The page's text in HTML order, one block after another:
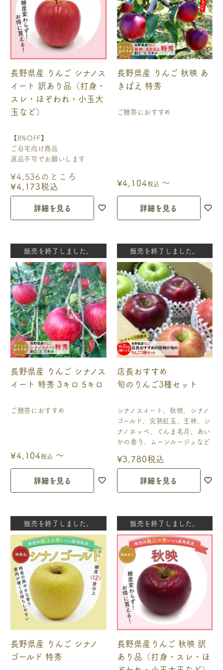
【8%OFF】
ご自宅向け商品
返品不可でお願いします
長野県産 りんご シナノス
イート 訳あり品（打身・
スレ・ほぞわれ・小玉大
玉など）
¥4,536のところ
¥4,173税込
詳細を見る
ご贈答におすすめ
長野県産 りんご 秋映 あ
きばえ 特秀
¥4,104税込 〜
詳細を見る
ご贈答におすすめ
長野県産 りんご シナノス
イート 特秀 3キロ 5キロ
¥4,104税込 〜
販売を終了しました。
詳細を見る
シナノスイート、秋映、シナノ
ゴールド、完熟紅玉、王林、シ
ナノホッペ、ぐんま名月、あい
かの香り、ムーンルージュなど
店長おすすめ
旬のりんご3種セット
¥3,780税込
販売を終了しました。
詳細を見る
長野県産 りんご シナノ
ゴールド 特秀
販売を終了しました。
長野県産りんご 秋映 訳
あり品（打身・スレ・ほ
販売を終了しました。